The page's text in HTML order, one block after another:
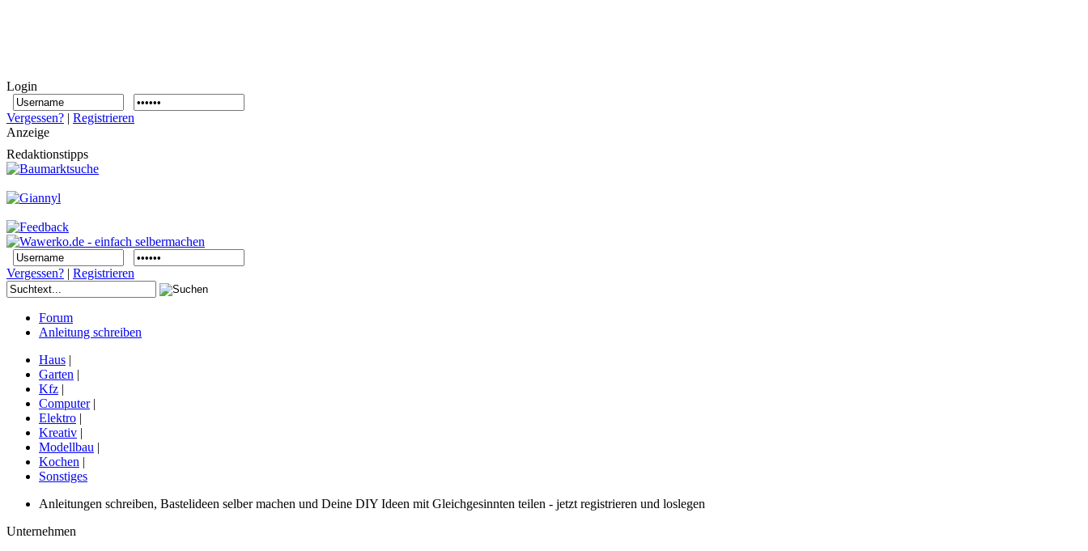
Login
Vergessen? | Registrieren
Anzeige
Redaktionstipps
Vergessen? | Registrieren
Forum
Anleitung schreiben
Haus |
Garten |
Kfz |
Computer|
Elektro |
Kreativ |
Modellbau |
Kochen |
Sonstiges
Anleitungen schreiben, Bastelideen selber machen und Deine DIY Ideen mit Gleichgesinnten teilen - jetzt registrieren und loslegen
Unternehmen